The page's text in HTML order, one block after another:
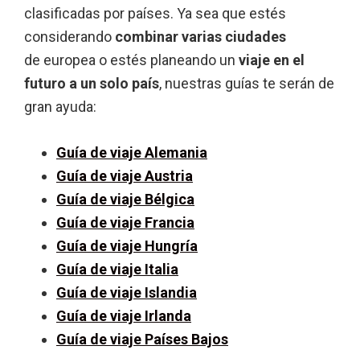
clasificadas por países. Ya sea que estés
considerando combinar varias ciudades
de europea o estés planeando un viaje en el
futuro a un solo país, nuestras guías te serán de
gran ayuda:
Guía de viaje Alemania
Guía de viaje Austria
Guía de viaje Bélgica
Guía de viaje Francia
Guía de viaje Hungría
Guía de viaje Italia
Guía de viaje Islandia
Guía de viaje Irlanda
Guía de viaje Países Bajos